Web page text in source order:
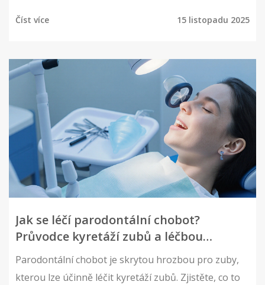
Číst více 15 listopadu 2025
Jak se léčí parodontální chobot?
Průvodce kyretáží zubů a léčbou
parodontitidy
Parodontální chobot je skrytou hrozbou pro zuby,
kterou lze účinně léčit kyretáží zubů. Zjistěte, co to